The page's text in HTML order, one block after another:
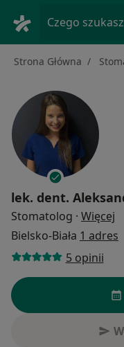
Czego
Strona Główna
lek. dent.
Stomatolog · Więcej
Bielsko-Biała 1 adres
5 opinii